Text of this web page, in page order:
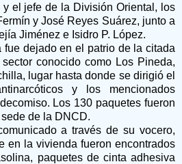
el jefe de la División Oriental, los
y José Reyes Suárez, junto a
Jiménez e Isidro P. López.
fue dejado en el patrio de la citada
conocido como Los Pineda,
lugar hasta donde se dirigió el
y los mencionados
Los 130 paquetes fueron
de la DNCD.
a través de su vocero,
en la vivienda fueron encontrados
paquetes de cinta adhesiva